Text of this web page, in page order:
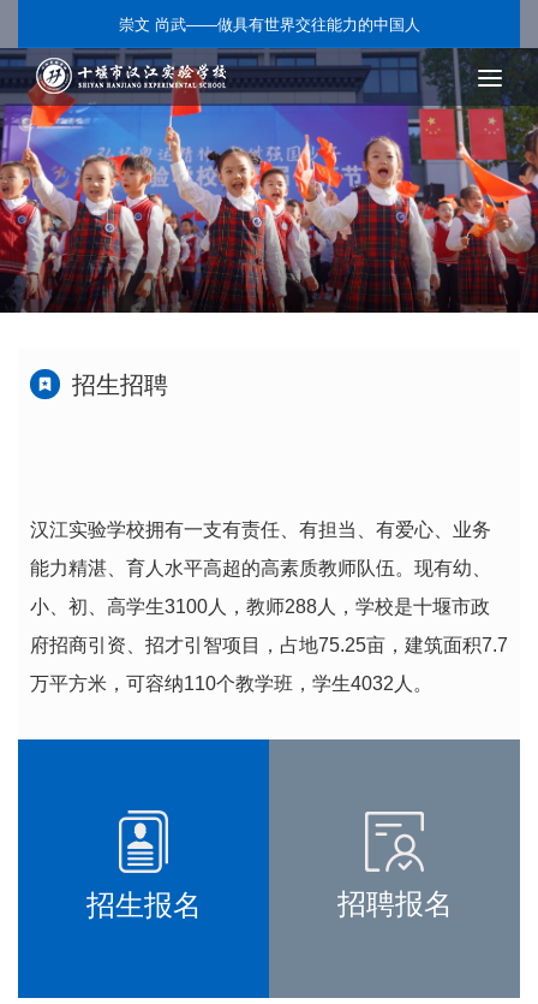
崇文 尚武——做具有世界交往能力的中国人
招生招聘
汉江实验学校拥有一支有责任、有担当、有爱心、业务
能力精湛、育人水平高超的高素质教师队伍。现有幼、
小、初、高学生3100人，教师288人，学校是十堰市政
府招商引资、招才引智项目，占地75.25亩，建筑面积7.7
万平方米，可容纳110个教学班，学生4032人。
招生报名 招聘报名